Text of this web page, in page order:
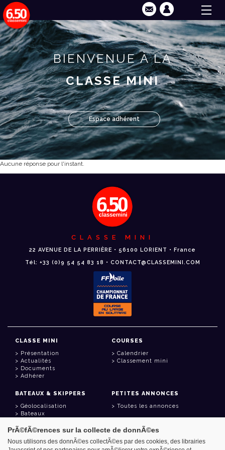
BIENVENUE À LA
CLASSE MINI
Espace adhérent
Aucune réponse pour l'instant.
CLASSE MINI
22 AVENUE DE LA PERRIÈRE • 56100 LORIENT • France
Tél: +33 (0)9 54 54 83 18 • CONTACT@CLASSEMINI.COM
CLASSE MINI
Présentation
Actualités
Documents
Adhérer
COURSES
Calendrier
Classement mini
BATEAUX & SKIPPERS
Géolocalisation
Bateaux
PETITES ANNONCES
Toutes les annonces
LIENS UTILES
PrÃ©fÃ©rences sur la collecte de donnÃ©es
Nous utilisons des donnÃ©es collectÃ©es par des cookies, des librairies